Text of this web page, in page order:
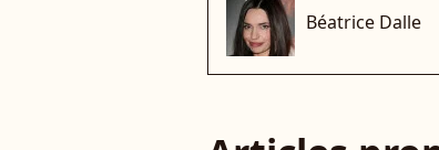
Béatrice Dalle